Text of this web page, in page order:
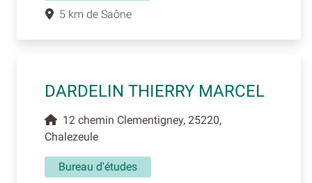
5 km de Saône
DARDELIN THIERRY MARCEL
12 chemin Clementigney, 25220,
Chalezeule
Bureau d'études